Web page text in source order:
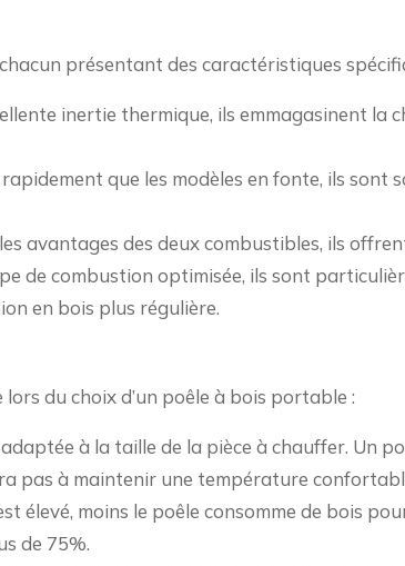
présentant des caractéristiques
inertie thermique, ils emmagasinent la
que les modèles en fonte, ils sont
avantages des deux combustibles, ils
de combustion optimisée, ils sont
en bois plus régulière.
du choix d’un poêle à bois portable :
à la taille de la pièce à chauffer. Un
pas à maintenir une température
élevé, moins le poêle consomme de bois
de 75%.